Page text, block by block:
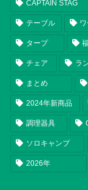
CAPTAIN STAG
テーブル
タープ
チェア ラ
まとめ
2024年新商品
調理器具
ソロキャンプ
2026年